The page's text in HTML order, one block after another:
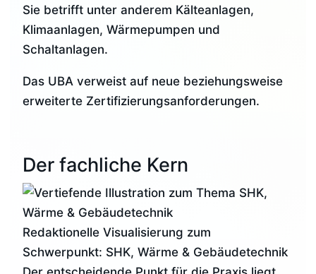
Sie betrifft unter anderem Kälteanlagen,
Klimaanlagen, Wärmepumpen und
Schaltanlagen.
Das UBA verweist auf neue beziehungsweise
erweiterte Zertifizierungsanforderungen.
Der fachliche Kern
Redaktionelle Visualisierung zum
Schwerpunkt: SHK, Wärme & Gebäudetechnik